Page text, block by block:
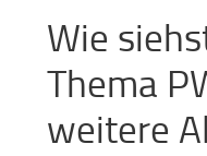
Wie
Thema
weitere